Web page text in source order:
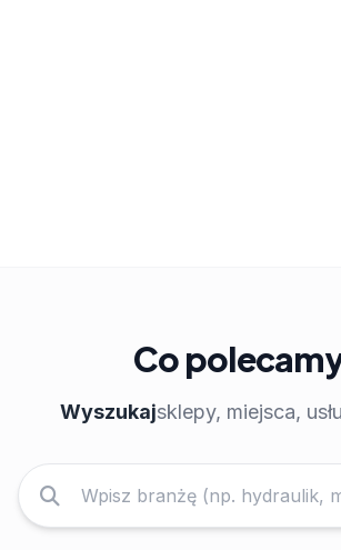
Co
Wyszukajsklepy, miejsca,